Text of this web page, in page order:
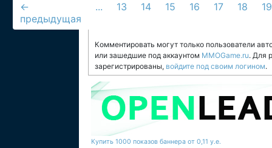
←
предыдущая
... 13 14 15 16 17 18 19
Комментировать могут только пользователи
или зашедшие под аккаунтом MMOGame.ru. Для
зарегистрированы, войдите под своим логином.
Купить 1000 показов баннера от 0,11 у.е.